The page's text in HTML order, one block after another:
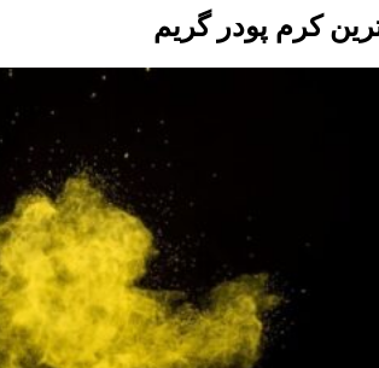
کرم پودر گریم